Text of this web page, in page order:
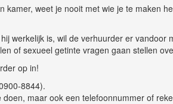
kamer, weet je nooit met wie je te maken
werkelijk is, wil de verhuurder er
of sexueel getinte vragen gaan stellen
op in!
8844).
doen, maar ook een telefoonnummer of